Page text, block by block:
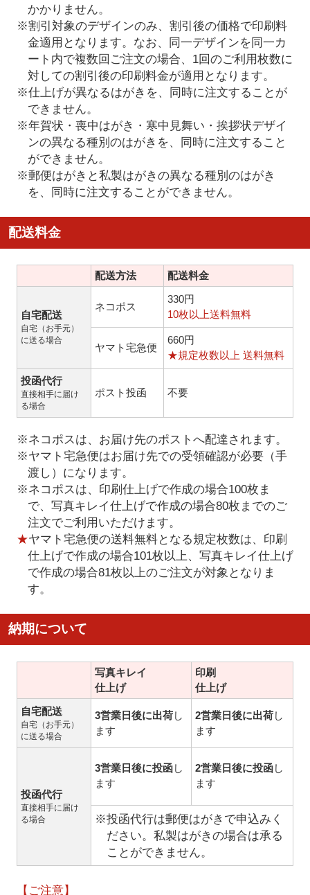
かかりません。
※割引対象のデザインのみ、割引後の価格で印刷料
金適用となります。なお、同一デザインを同一カ
ート内で複数回ご注文の場合、1回のご利用枚数に
対しての割引後の印刷料金が適用となります。
※仕上げが異なるはがきを、同時に注文することが
できません。
※年賀状・喪中はがき・寒中見舞い・挨拶状デザイ
ンの異なる種別のはがきを、同時に注文すること
ができません。
※郵便はがきと私製はがきの異なる種別のはがき
を、同時に注文することができません。
配送料金
配送方法 配送料金
自宅配送
自宅（お手元）
に送る場合
ネコポス
330円
10枚以上送料無料
ヤマト宅急便
660円
★規定枚数以上 送料無料
投函代行
直接相手に届け
る場合
ポスト投函 不要
※ネコポスは、お届け先のポストへ配達されます。
※ヤマト宅急便はお届け先での受領確認が必要（手
渡し）になります。
※ネコポスは、印刷仕上げで作成の場合100枚ま
で、写真キレイ仕上げで作成の場合80枚までのご
注文でご利用いただけます。
★ヤマト宅急便の送料無料となる規定枚数は、印刷
仕上げで作成の場合101枚以上、写真キレイ仕上げ
で作成の場合81枚以上のご注文が対象となりま
す。
納期について
写真キレイ
仕上げ
印刷
仕上げ
自宅配送
自宅（お手元）
に送る場合
3営業日後に出荷し
ます
2営業日後に出荷し
ます
投函代行
直接相手に届け
る場合
3営業日後に投函し
ます
2営業日後に投函し
ます
※投函代行は郵便はがきで申込みく
ださい。私製はがきの場合は承る
ことができません。
【ご注意】